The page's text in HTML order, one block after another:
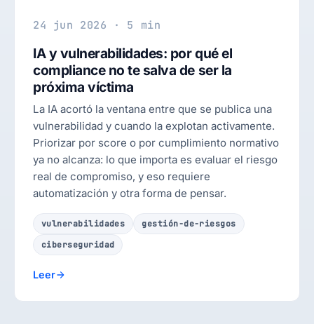
24 jun 2026 · 5 min
IA y vulnerabilidades: por qué el
compliance no te salva de ser la
próxima víctima
La IA acortó la ventana entre que se publica una
vulnerabilidad y cuando la explotan activamente.
Priorizar por score o por cumplimiento normativo
ya no alcanza: lo que importa es evaluar el riesgo
real de compromiso, y eso requiere
automatización y otra forma de pensar.
vulnerabilidades
gestión-de-riesgos
ciberseguridad
Leer